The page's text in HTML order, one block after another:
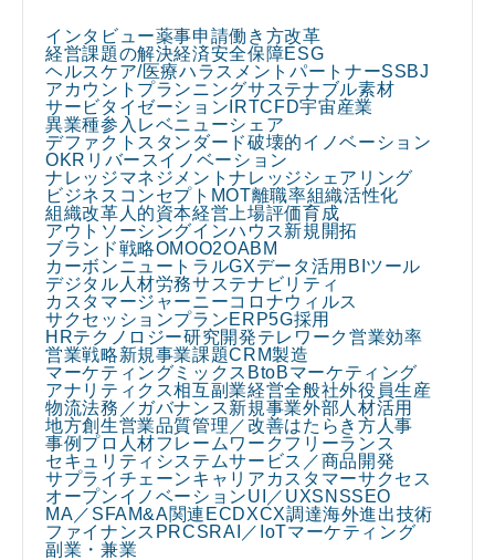
インタビュー薬事申請働き方改革
経営課題の解決経済安全保障ESG
ヘルスケア/医療ハラスメント パートナーSSBJ
アカウントプランニングサステナブル素材
サービタイゼーション IRTCFD宇宙産業
異業種参入 レベニューシェア
デファクトスタンダード破壊的イノベーション
OKR リバースイノベーション
ナレッジマネジメントナレッジシェアリング
ビジネスコンセプト MOT離職率組織活性化
組織改革 人的資本経営 上場評価育成
アウトソーシングインハウス新規開拓
ブランド戦略OMOO2OABM
カーボンニュートラルGXデータ活用 BIツール
デジタル人材労務サステナビリティ
カスタマージャーニーコロナウィルス
サクセッションプランERP5G採用
HRテクノロジー研究開発テレワーク営業効率
営業戦略新規事業課題CRM製造
マーケティングミックス BtoBマーケティング
アナリティクス相互副業経営全般社外役員生産
物流法務／ガバナンス新規事業外部人材活用
地方創生営業品質管理／改善はたらき方 人事
事例 プロ人材フレームワークフリーランス
セキュリティ システムサービス／商品開発
サプライチェーンキャリア カスタマーサクセス
オープンイノベーションUI／UXSNSSEO
MA／SFAM&A関連 ECDXCX調達海外進出技術
ファイナンス PRCSRAI／IoTマーケティング
副業・兼業